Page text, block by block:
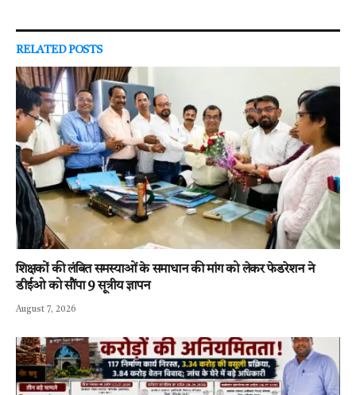
RELATEDPOSTS
शिक्षकों की लंबित समस्याओं के समाधान की मांग को लेकर फेडरेशन ने
डीईओ को सौंपा 9 सूत्रीय ज्ञापन
August 7, 2026